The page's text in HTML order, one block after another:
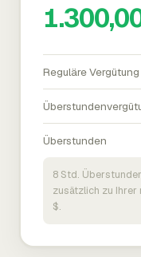
Reguläre Vergütung
Überstunden
8 Std.
zusätzlich zu
$.